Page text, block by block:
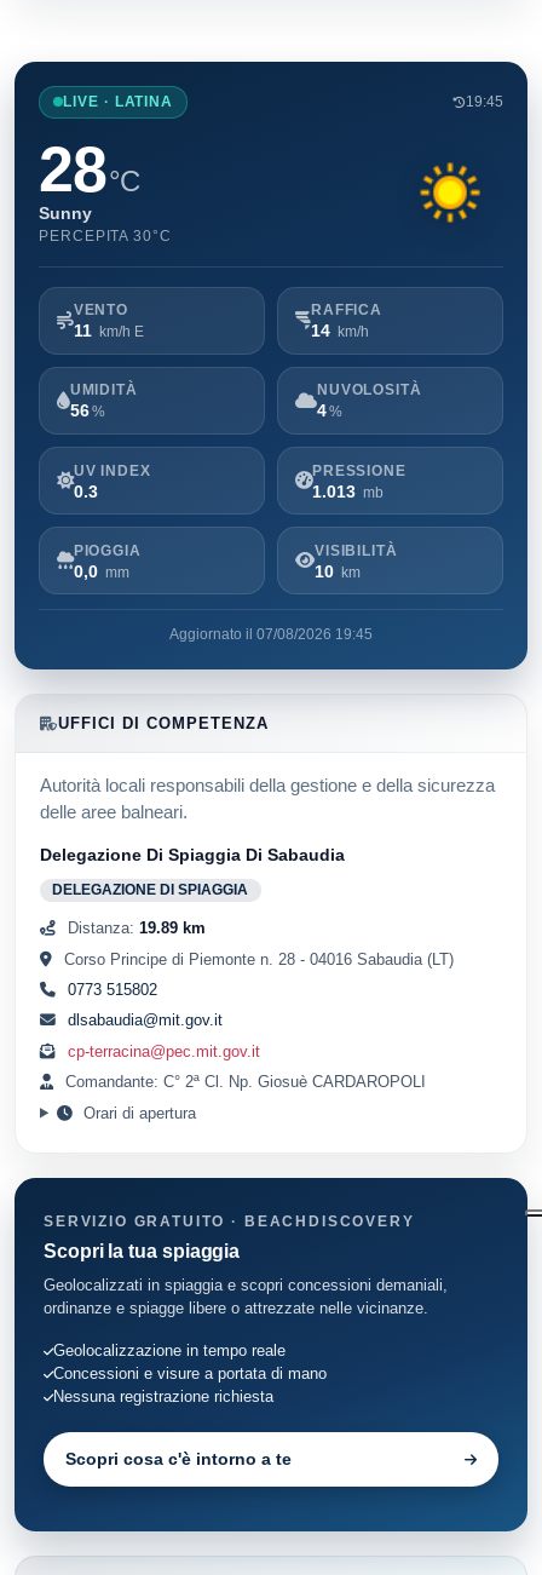
LIVE · LATINA 19:45
28°C
Sunny
PERCEPITA 30°C
VENTO
11 km/h E
RAFFICA
14 km/h
UMIDITÀ
56 %
NUVOLOSITÀ
4%
UV INDEX
0.3
PRESSIONE
1.013 mb
PIOGGIA
0,0 mm
VISIBILITÀ
10 km
Aggiornato il 07/08/2026 19:45
UFFICI DI COMPETENZA
Autorità locali responsabili della gestione e della sicurezza
delle aree balneari.
Delegazione Di Spiaggia Di Sabaudia
DELEGAZIONE DI SPIAGGIA
Distanza: 19.89 km
Corso Principe di Piemonte n. 28 - 04016 Sabaudia (LT)
0773 515802
dlsabaudia@mit.gov.it
cp-terracina@pec.mit.gov.it
Comandante: C° 2ª Cl. Np. Giosuè CARDAROPOLI
Orari di apertura
SERVIZIO GRATUITO · BEACHDISCOVERY
Scopri la tua spiaggia
Geolocalizzati in spiaggia e scopri concessioni demaniali,
ordinanze e spiagge libere o attrezzate nelle vicinanze.
Geolocalizzazione in tempo reale
Concessioni e visure a portata di mano
Nessuna registrazione richiesta
Scopri cosa c'è intorno a te